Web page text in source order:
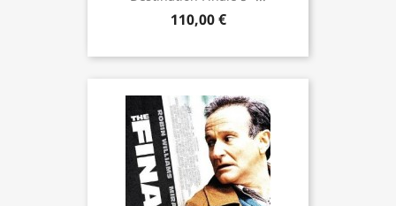
110,00 €